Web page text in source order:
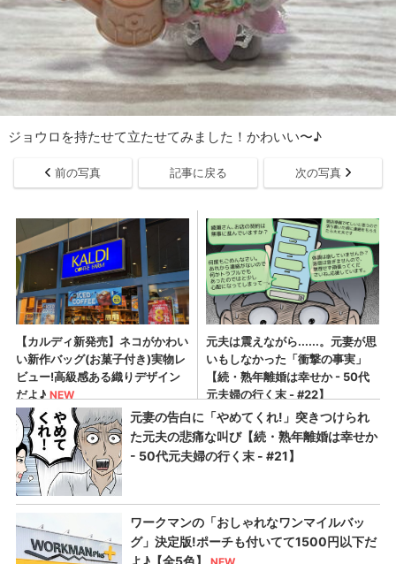
ジョウロを持たせて立たせてみました！かわいい〜♪
前の写真 記事に戻る 次の写真